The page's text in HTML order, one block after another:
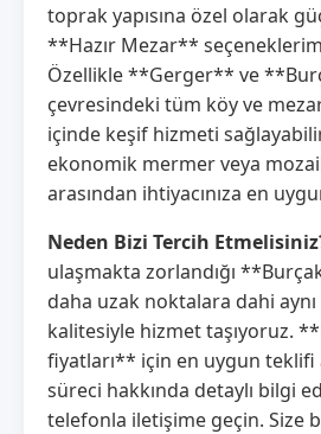
toprak yapısına özel olarak
**Hazır Mezar**
Özellikle **Gerger** ve
çevresindeki tüm köy ve
içinde keşif hizmeti
ekonomik mermer veya
arasından ihtiyacınıza en
Neden Bizi Tercih
ulaşmakta zorlandığı
daha uzak noktalara dahi aynı
kalitesiyle hizmet taşıyoruz.
fiyatları** için en uygun teklifi
süreci hakkında detaylı bilgi
telefonla iletişime geçin. Size